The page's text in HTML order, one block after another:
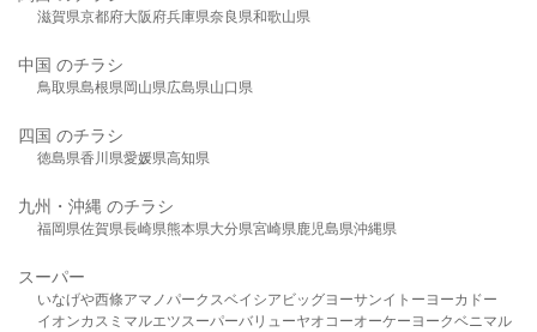
滋賀県京都府大阪府兵庫県奈良県和歌山県
中国 のチラシ
鳥取県島根県岡山県広島県山口県
四国 のチラシ
徳島県香川県愛媛県高知県
九州・沖縄 のチラシ
福岡県佐賀県長崎県熊本県大分県宮崎県鹿児島県沖縄県
スーパー
いなげや西條アマノパークスベイシア ビッグヨーサンイトーヨーカドー
イオンカスミ マルエツスーパーバリューヤオコーオーケー ヨークベニマル